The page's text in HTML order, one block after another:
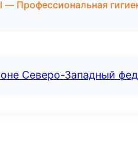
Профессиональная
Северо-Западный